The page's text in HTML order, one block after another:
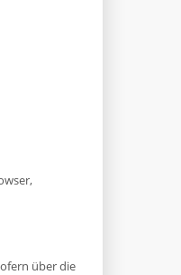
über die